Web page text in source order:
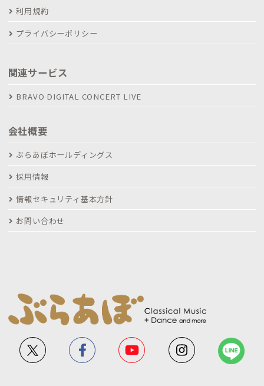
利用規約
プライバシーポリシー
関連サービス
BRAVO DIGITAL CONCERT LIVE
会社概要
ぶらあぼホールディングス
採用情報
情報セキュリティ基本方針
お問い合わせ